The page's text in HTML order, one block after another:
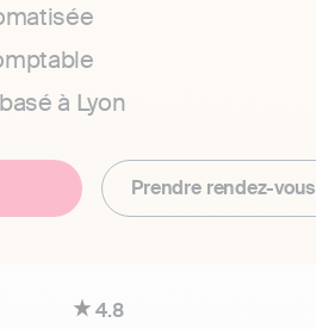
à Lyon
Prendre rendez-vous
4.8